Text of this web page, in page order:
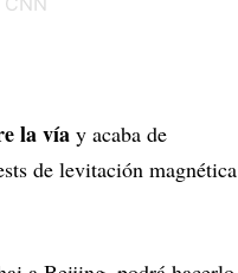
la vía y acaba de
de levitación magnética